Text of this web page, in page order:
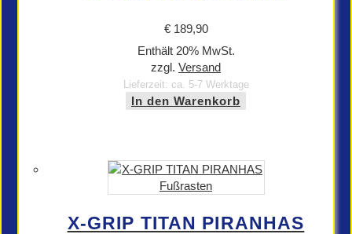
€189,90
Enthält 20% MwSt.
zzgl. Versand
Lieferzeit: ca. 5-7 Werktage
In den Warenkorb
X-GRIP TITAN PIRANHAS